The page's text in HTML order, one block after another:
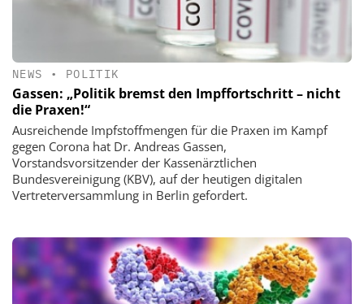
NEWS • POLITIK
Gassen: „Politik bremst den Impffortschritt – nicht
die Praxen!“
Ausreichende Impfstoffmengen für die Praxen im Kampf
gegen Corona hat Dr. Andreas Gassen,
Vorstandsvorsitzender der Kassenärztlichen
Bundesvereinigung (KBV), auf der heutigen digitalen
Vertreterversammlung in Berlin gefordert.